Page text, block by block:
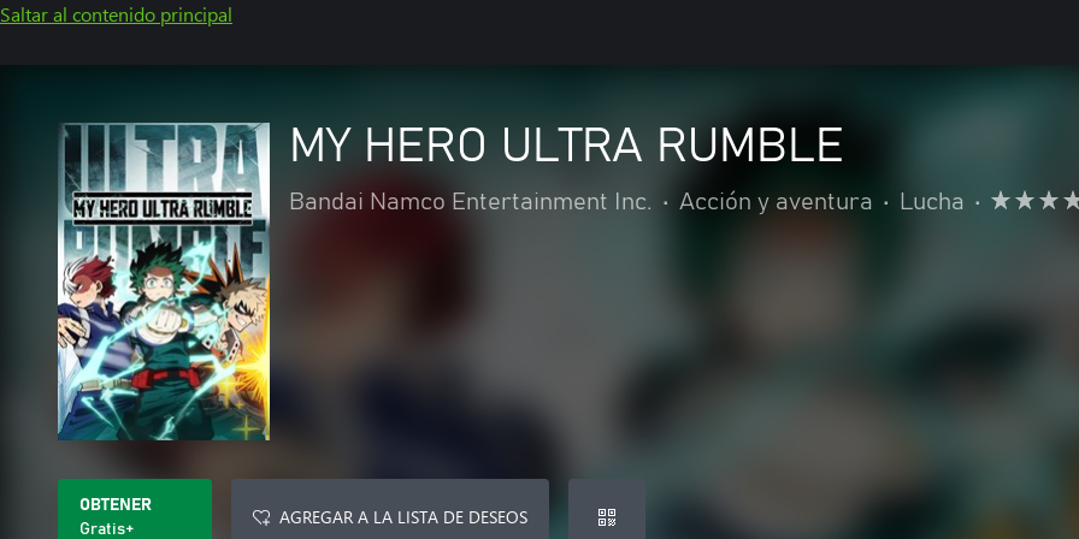
Saltar al contenido principal
MY HERO ULTRA RUMBLE
Bandai Namco Entertainment Inc. • Acción y aventura • Lucha •
OBTENER
Gratis+
AGREGAR A LA LISTA DE DESEOS